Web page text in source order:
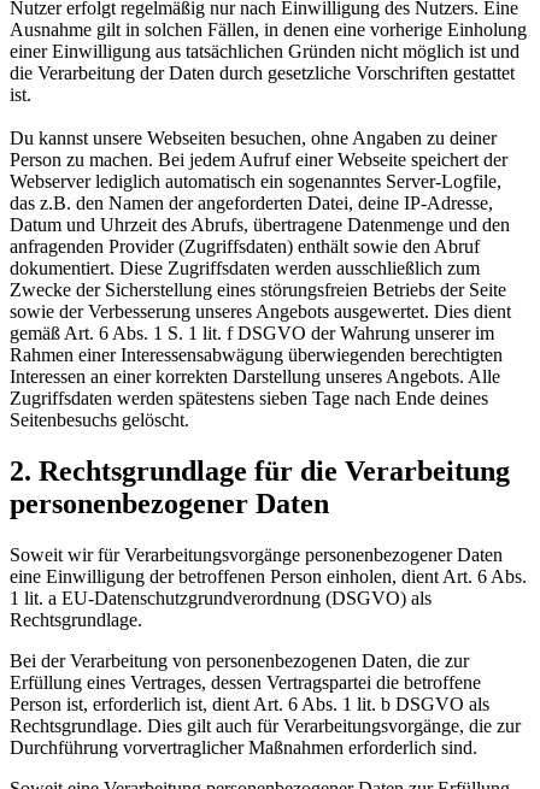
Nutzer erfolgt regelmäßig nur nach Einwilligung des Nutzers. Eine
Ausnahme gilt in solchen Fällen, in denen eine vorherige Einholung
einer Einwilligung aus tatsächlichen Gründen nicht möglich ist und
die Verarbeitung der Daten durch gesetzliche Vorschriften gestattet
ist.
Du kannst unsere Webseiten besuchen, ohne Angaben zu deiner
Person zu machen. Bei jedem Aufruf einer Webseite speichert der
Webserver lediglich automatisch ein sogenanntes Server-Logfile,
das z.B. den Namen der angeforderten Datei, deine IP-Adresse,
Datum und Uhrzeit des Abrufs, übertragene Datenmenge und den
anfragenden Provider (Zugriffsdaten) enthält sowie den Abruf
dokumentiert. Diese Zugriffsdaten werden ausschließlich zum
Zwecke der Sicherstellung eines störungsfreien Betriebs der Seite
sowie der Verbesserung unseres Angebots ausgewertet. Dies dient
gemäß Art. 6 Abs. 1 S. 1 lit. f DSGVO der Wahrung unserer im
Rahmen einer Interessensabwägung überwiegenden berechtigten
Interessen an einer korrekten Darstellung unseres Angebots. Alle
Zugriffsdaten werden spätestens sieben Tage nach Ende deines
Seitenbesuchs gelöscht.
2. Rechtsgrundlage für die Verarbeitung
personenbezogener Daten
Soweit wir für Verarbeitungsvorgänge personenbezogener Daten
eine Einwilligung der betroffenen Person einholen, dient Art. 6 Abs.
1 lit. a EU-Datenschutzgrundverordnung (DSGVO) als
Rechtsgrundlage.
Bei der Verarbeitung von personenbezogenen Daten, die zur
Erfüllung eines Vertrages, dessen Vertragspartei die betroffene
Person ist, erforderlich ist, dient Art. 6 Abs. 1 lit. b DSGVO als
Rechtsgrundlage. Dies gilt auch für Verarbeitungsvorgänge, die zur
Durchführung vorvertraglicher Maßnahmen erforderlich sind.